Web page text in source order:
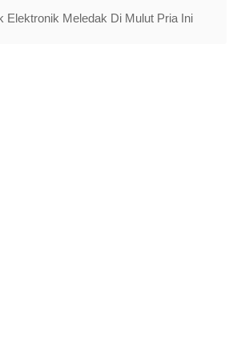
Elektronik Meledak Di Mulut Pria Ini